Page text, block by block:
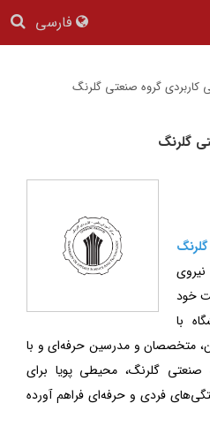
فارسی
کاربردی گروه صنعتی گلرنگ
گلرنگ
نیروی
خود
با
متخصصان و مدرسین حرفه‌ای و با
صنعتی گلرنگ، محیطی پویا برای
فردی و حرفه‌ای فراهم آورده